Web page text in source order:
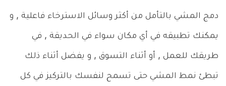
دمج المشي بالتأمل من أكثر وسائل الاسترخاء فاعلية , و
يمكنك تطبيقه في أي مكان سواء في الحديقة , في
طريقك للعمل , أو أثناء التسوق , و يفضل أثناء ذلك
تبطئ نمط المشي حتى تسمح لنفسك بالتركيز في كل